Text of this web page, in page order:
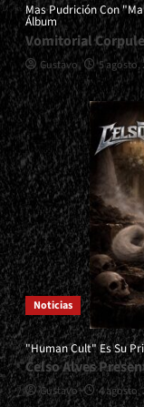
Mas Pudrición Con
Álbum
Vomitorial
Gustavo 5 agosto,
Noticias
"Human Cult" Es Su
Celso Alves
Gustavo 4 agosto,